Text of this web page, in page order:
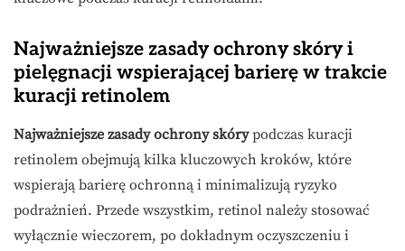
Najważniejsze zasady ochrony skóry i
pielęgnacji wspierającej barierę w trakcie
kuracji retinolem
Najważniejsze zasady ochrony skórypodczas kuracji
retinolem obejmują kilka kluczowych kroków, które
wspierają barierę ochronną i minimalizują ryzyko
podrażnień. Przede wszystkim, retinol należy stosować
wyłącznie wieczorem, po dokładnym oczyszczeniu i